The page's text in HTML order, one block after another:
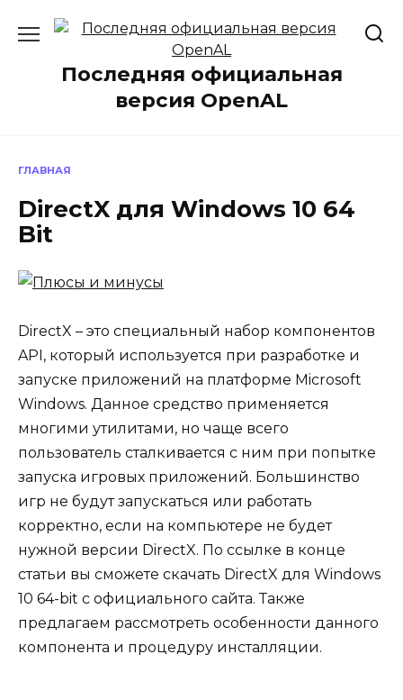
Последняя официальная
версия OpenAL
ГЛАВНАЯ
DirectX для Windows 10 64
Bit
DirectX – это специальный набор компонентов
API, который используется при разработке и
запуске приложений на платформе Microsoft
Windows. Данное средство применяется
многими утилитами, но чаще всего
пользователь сталкивается с ним при попытке
запуска игровых приложений. Большинство
игр не будут запускаться или работать
корректно, если на компьютере не будет
нужной версии DirectX. По ссылке в конце
статьи вы сможете скачать DirectX для Windows
10 64-bit с официального сайта. Также
предлагаем рассмотреть особенности данного
компонента и процедуру инсталляции.